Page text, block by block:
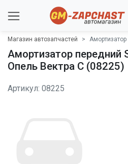
Магазин автозапчастей
Амортизатор передний
Опель Вектра C (08225)
Артикул: 08225